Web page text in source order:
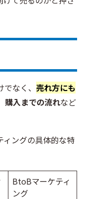
なく、 売れ方にも
購入までの流れなど
ングの具体的な特
BtoBマーケティ
ング